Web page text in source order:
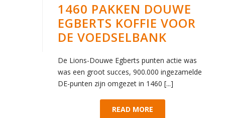
1460 PAKKEN DOUWE
EGBERTS KOFFIE VOOR
DE VOEDSELBANK
De Lions-Douwe Egberts punten actie was
was een groot succes, 900.000 ingezamelde
DE-punten zijn omgezet in 1460 [...]
READ MORE